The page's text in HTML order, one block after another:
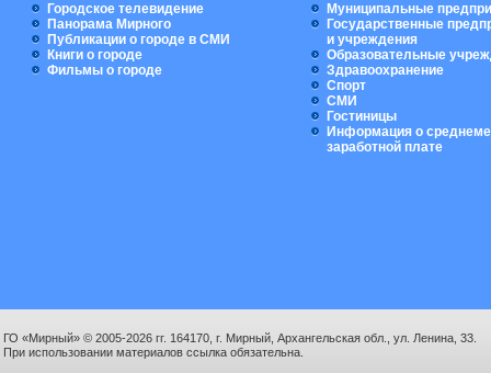
Городское телевидение
Панорама Мирного
Публикации о городе в СМИ
Книги о городе
Фильмы о городе
Муниципальные
Государственные
и учреждения
Образовательные
Здравоохранение
Спорт
СМИ
Гостиницы
Информация о
заработной плате
ГО «Мирный» © 2005-2026 гг. 164170, г. Мирный, Архангельская обл., ул. Ленина, 33.
При использовании материалов ссылка обязательна.